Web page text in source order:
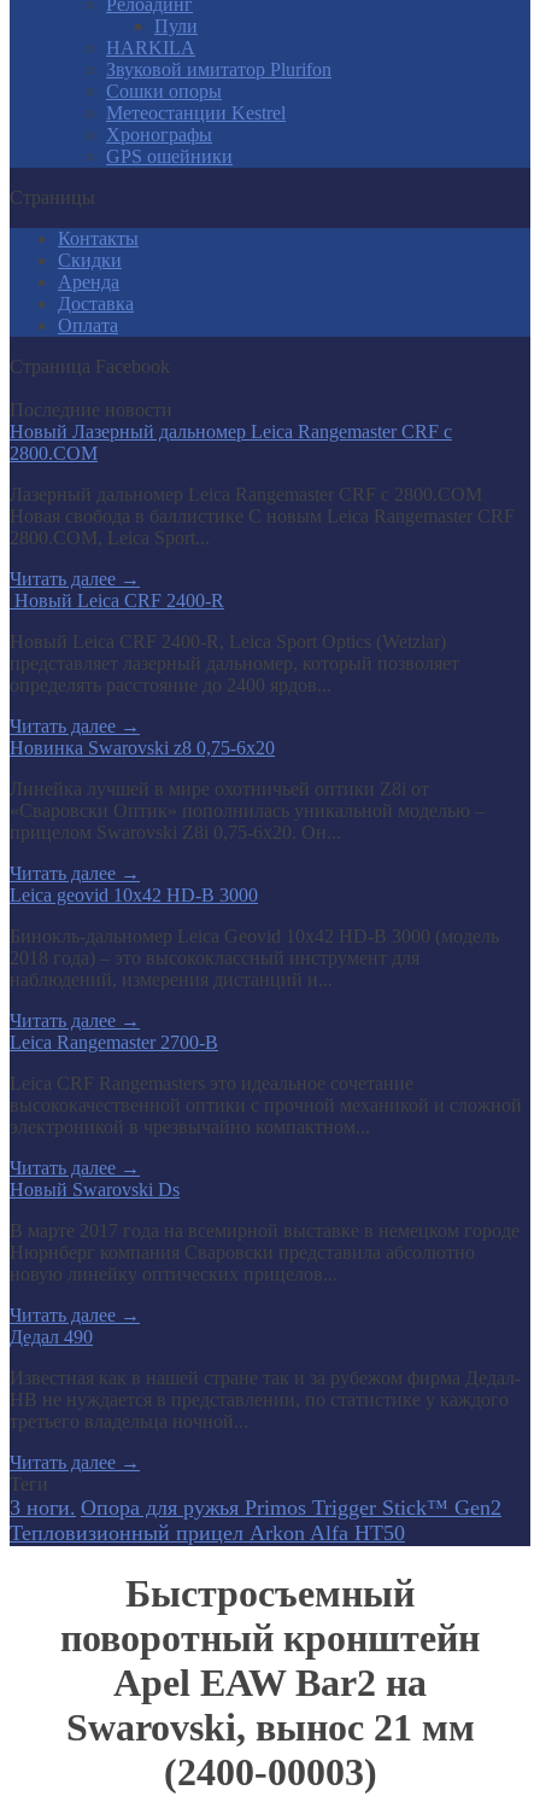
Релоадинг
Пули
HARKILA
Звуковой имитатор Plurifon
Сошки опоры
Метеостанции Kestrel
Хронографы
GPS ошейники
Страницы
Контакты
Скидки
Аренда
Доставка
Оплата
Страница Facebook
Последние новости
Новый Лазерный дальномер Leica Rangemaster CRF с
2800.COM
Лазерный дальномер Leica Rangemaster CRF с 2800.COM
Новая свобода в баллистике С новым Leica Rangemaster CRF
2800.COM, Leica Sport...
Читать далее →
​ Новый Leica CRF 2400-R
Новый Leica CRF 2400-R, Leica Sport Optics (Wetzlar)
представляет лазерный дальномер, который позволяет
определять расстояние до 2400 ярдов...
Читать далее →
Новинка Swarovski z8 0,75-6x20
Линейка лучшей в мире охотничьей оптики Z8i от
«Сваровски Оптик» пополнилась уникальной моделью –
прицелом Swarovski Z8i 0,75-6x20. Он...
Читать далее →
Leica geovid 10x42 HD-B 3000
Бинокль-дальномер Leica Geovid 10x42 HD-В 3000 (модель
2018 года) – это высококлассный инструмент для
наблюдений, измерения дистанций и...
Читать далее →
Leica Rangemaster 2700-B
Leica CRF Rangemasters это идеальное сочетание
высококачественной оптики с прочной механикой и сложной
электроникой в чрезвычайно компактном...
Читать далее →
Новый Swarovski Ds
В марте 2017 года на всемирной выставке в немецком городе
Нюрнберг компания Сваровски представила абсолютно
новую линейку оптических прицелов...
Читать далее →
Дедал 490
Известная как в нашей стране так и за рубежом фирма Дедал-
НВ не нуждается в представлении, по статистике у каждого
третьего владельца ночной...
Читать далее →
Теги
3 ноги. Опора для ружья Primos Trigger Stick™ Gen2
Тепловизионный прицел Arkon Alfa HT50
Быстросъемный
поворотный кронштейн
Apel EAW Bar2 на
Swarovski, вынос 21 мм
(2400-00003)